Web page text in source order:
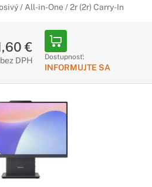
/ All-in-One / 2r (2r) Carry-In
€
DPH Dostupnosť:
INFORMUJTE SA